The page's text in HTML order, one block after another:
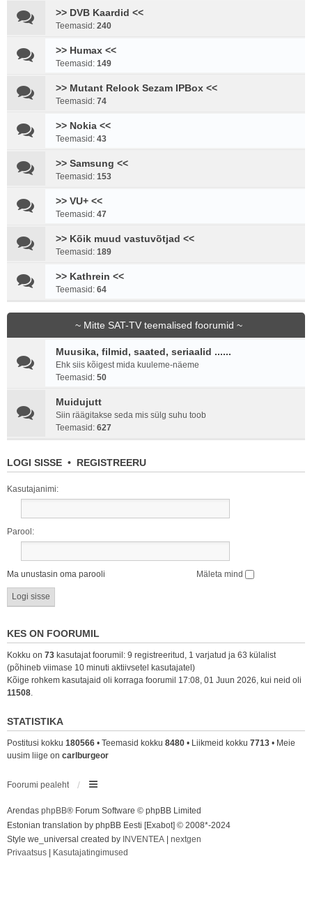
>> DVB Kaardid <<
Teemasid: 240
>> Humax <<
Teemasid: 149
>> Mutant Relook Sezam IPBox <<
Teemasid: 74
>> Nokia <<
Teemasid: 43
>> Samsung <<
Teemasid: 153
>> VU+ <<
Teemasid: 47
>> Kõik muud vastuvõtjad <<
Teemasid: 189
>> Kathrein <<
Teemasid: 64
~ Mitte SAT-TV teemalised foorumid ~
Muusika, filmid, saated, seriaalid ......
Ehk siis kõigest mida kuuleme-näeme
Teemasid: 50
Muidujutt
Siin räägitakse seda mis sülg suhu toob
Teemasid: 627
LOGI SISSE • REGISTREERU
Kasutajanimi:
Parool:
Ma unustasin oma parooli Mäleta mind
KES ON FOORUMIL
Kokku on 73 kasutajat foorumil: 9 registreeritud, 1 varjatud ja 63 külalist
(põhineb viimase 10 minuti aktiivsetel kasutajatel)
Kõige rohkem kasutajaid oli korraga foorumil 17:08, 01 Juun 2026, kui neid oli
11508
STATISTIKA
Postitusi kokku 180566 • Teemasid kokku 8480 • Liikmeid kokku 7713 • Meie
uusim liige on carlburgeor
Foorumi pealeht
Arendas phpBB® Forum Software © phpBB Limited
Estonian translation by phpBB Eesti [Exabot] © 2008*-2024
Style we_universal created by INVENTEA | nextgen
Privaatsus | Kasutajatingimused